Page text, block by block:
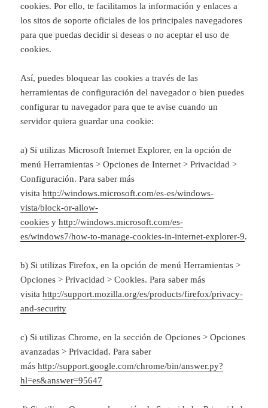
cookies. Por ello, te facilitamos la información y enlaces a
los sitos de soporte oficiales de los principales navegadores
para que puedas decidir si deseas o no aceptar el uso de
cookies.
Así, puedes bloquear las cookies a través de las
herramientas de configuración del navegador o bien puedes
configurar tu navegador para que te avise cuando un
servidor quiera guardar una cookie:
a) Si utilizas Microsoft Internet Explorer, en la opción de
menú Herramientas > Opciones de Internet > Privacidad >
Configuración. Para saber más
visitahttp://windows.microsoft.com/es-es/windows-
vista/block-or-allow-
cookies yhttp://windows.microsoft.com/es-
es/windows7/how-to-manage-cookies-in-internet-explorer-9.
b) Si utilizas Firefox, en la opción de menú Herramientas >
Opciones > Privacidad > Cookies. Para saber más
visitahttp://support.mozilla.org/es/products/firefox/privacy-
and-security
c) Si utilizas Chrome, en la sección de Opciones > Opciones
avanzadas > Privacidad. Para saber
máshttp://support.google.com/chrome/bin/answer.py?
hl=es&answer=95647